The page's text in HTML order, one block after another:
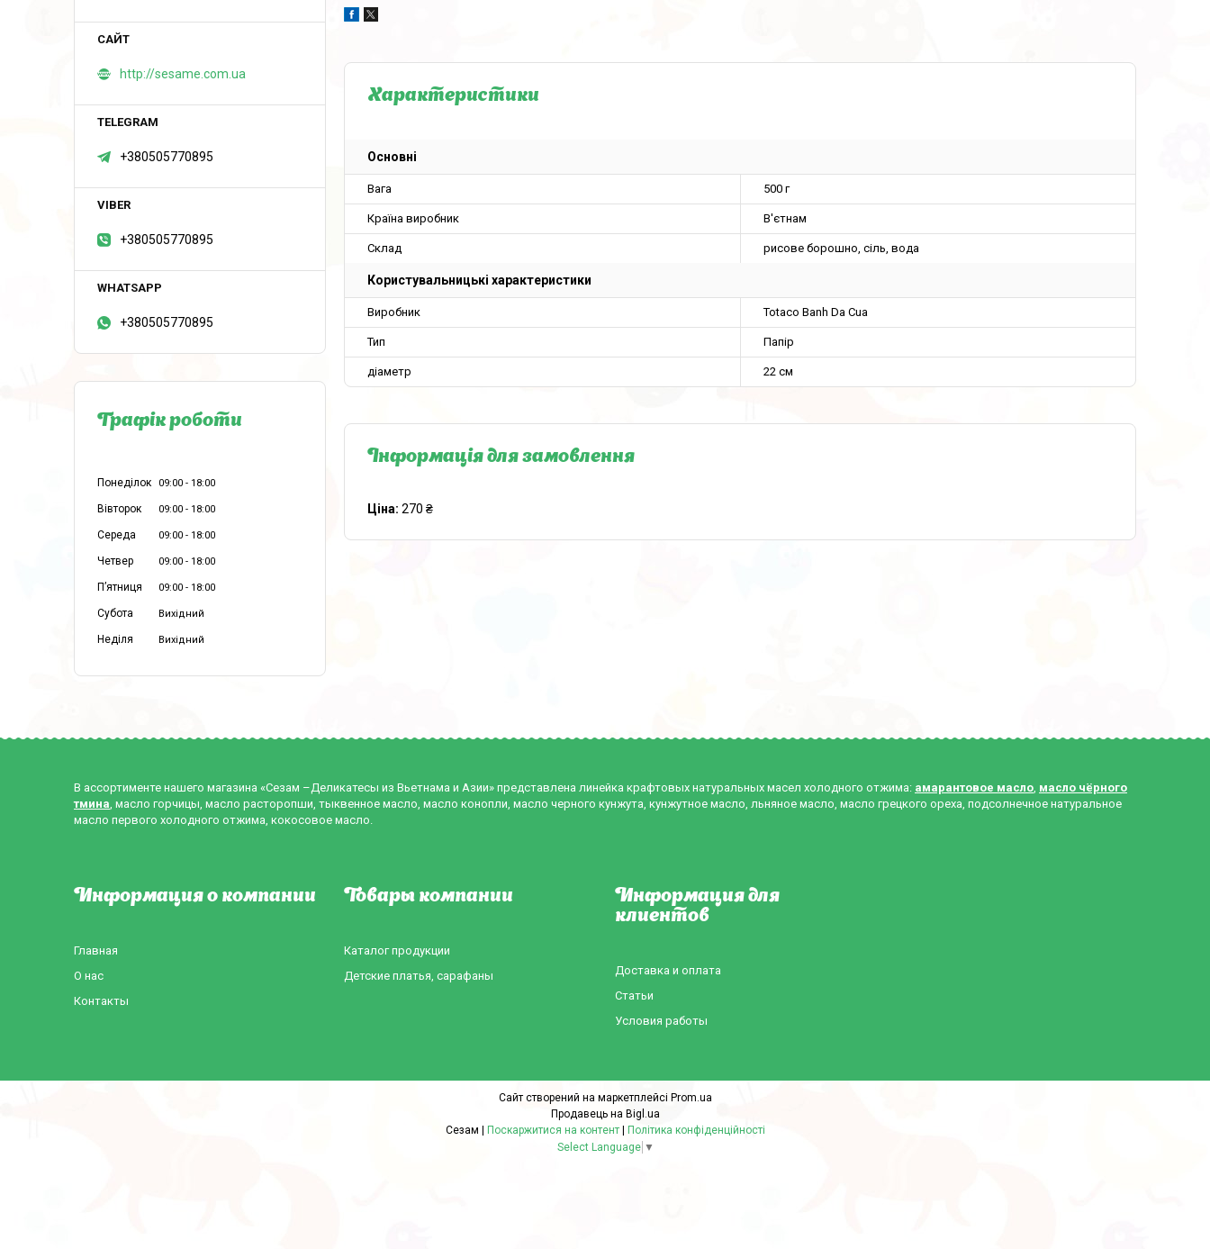
Характеристики
Основні
Вага 500 г
Країна виробник В'єтнам
Склад рисове борошно, сіль, вода
Користувальницькі характеристики
Виробник Totaco Banh Da Cua
Тип Папір
діаметр 22 см
Інформація для замовлення
Ціна: 270 ₴
http://sesame.com.ua
+380505770895
+380505770895
+380505770895
Графік роботи
Понеділок 09:00 18:00
Вівторок 09:00 18:00
Середа 09:00 18:00
Четвер 09:00 18:00
Пʼятниця 09:00 18:00
Субота Вихідний
Неділя Вихідний
В ассортименте нашего магазина «Сезам –Деликатесы из Вьетнама и Азии» представлена линейка крафтовых натуральных масел холодного отжима: амарантовое масло, масло чёрного
тмина, масло горчицы, масло расторопши, тыквенное масло, масло конопли, масло черного кунжута, кунжутное масло, льняное масло, масло грецкого ореха, подсолнечное натуральное
масло первого холодного отжима, кокосовое масло.
Информация о компании
Главная
О нас
Контакты
Товары компании
Каталог продукции
Детские платья, сарафаны
Информация для
клиентов
Доставка и оплата
Статьи
Условия работы
Сайт створений на маркетплейсі Prom.ua
Продавець на Bigl.ua
Поскаржитися на контент
Політика конфіденційності
Select Language ▼